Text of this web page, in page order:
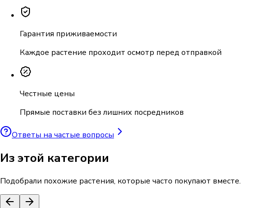
Гарантия приживаемости
Каждое растение проходит осмотр перед отправкой
Честные цены
Прямые поставки без лишних посредников
Ответы на частые вопросы
Из этой категории
Подобрали похожие растения, которые часто покупают вместе.